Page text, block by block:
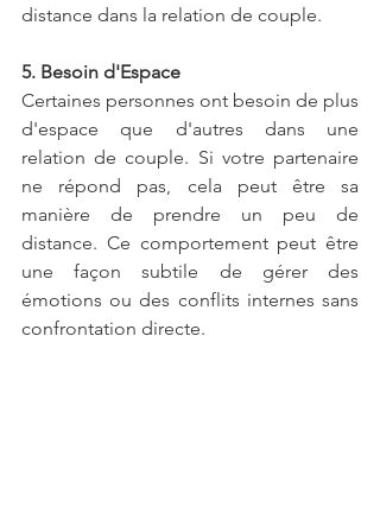
distance dans la relation de couple.
5. Besoin d'Espace
Certaines personnes ont besoin de plus
d'espace que d'autres dans une
relation de couple. Si votre partenaire
ne répond pas, cela peut être sa
manière de prendre un peu de
distance. Ce comportement peut être
une façon subtile de gérer des
émotions ou des conflits internes sans
confrontation directe.